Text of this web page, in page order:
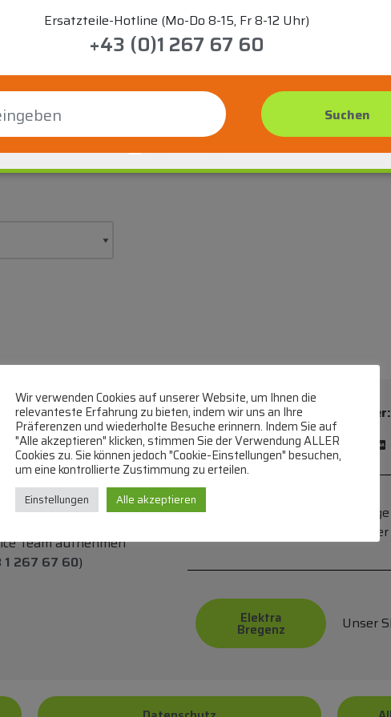
Ersatzteile-Hotline (Mo-Do 8-15, Fr 8-12 Uhr)
+43 (0)1 267 67 60
Team aufnehmen
1 267 67 60)
Bei uns können Sie bezahlen per:
Überweisung
PayPal
Elektra
Bregenz Unser
Wir verwenden Cookies auf unserer Website, um Ihnen die
relevanteste Erfahrung zu bieten, indem wir uns an Ihre
Präferenzen und wiederholte Besuche erinnern. Indem Sie auf
"Alle akzeptieren" klicken, stimmen Sie der Verwendung ALLER
Cookies zu. Sie können jedoch "Cookie-Einstellungen" besuchen,
um eine kontrollierte Zustimmung zu erteilen.
Einstellungen Alle akzeptieren